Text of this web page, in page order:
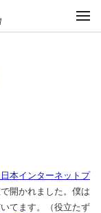
本インターネットプ
開かれました。僕は
てます。（役立たず